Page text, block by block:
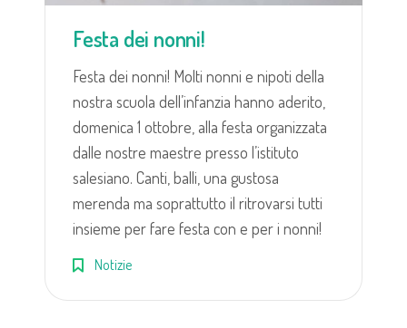
Festa dei nonni!
Festa dei nonni! Molti nonni e nipoti della
nostra scuola dell’infanzia hanno aderito,
domenica 1 ottobre, alla festa organizzata
dalle nostre maestre presso l’istituto
salesiano. Canti, balli, una gustosa
merenda ma soprattutto il ritrovarsi tutti
insieme per fare festa con e per i nonni!
Notizie